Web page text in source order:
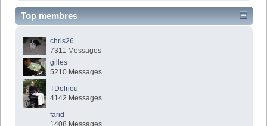
Top membres
chris26
7311 Messages
gilles
5210 Messages
TDelrieu
4142 Messages
farid
1408 Messages